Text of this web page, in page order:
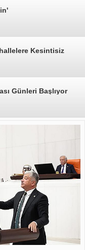
Kesintisiz
Günleri Başlıyor